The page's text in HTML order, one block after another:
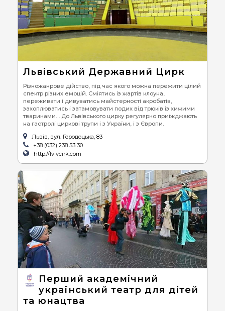
Львівський Державний Цирк
Різножанрове дійство, під час якого можна пережити цілий
спектр різних емоцій. Сміятись із жартів клоуна,
переживати і дивуватись майстерності акробатів,
захоплюватись і затамовувати подих від трюків із хижими
тваринами… До Львівського цирку регулярно приїжджають
на гастролі циркові трупи і з України, і з Європи.
Львів, вул. Городоцька, 83
+38 (032) 238 53 30
http://lvivcirk.com
Перший академічний
український театр для дітей
та юнацтва